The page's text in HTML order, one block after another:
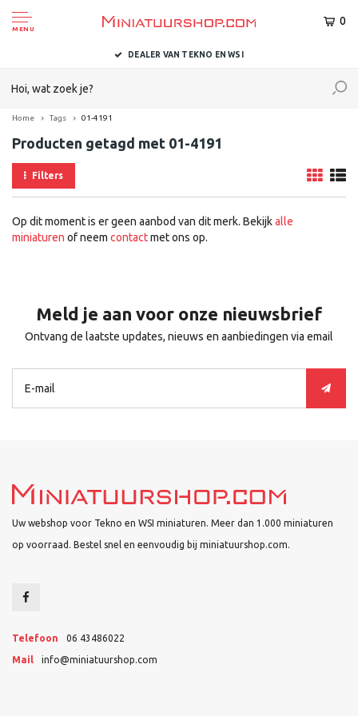
MENU
0
DEALER VAN TEKNO EN WSI
Home Tags 01-4191
Producten getagd met 01-4191
Filters
Op dit moment is er geen aanbod van dit merk. Bekijkalle
miniaturen of neem contactmet ons op.
Meld je aan voor onze nieuwsbrief
Ontvang de laatste updates, nieuws en aanbiedingen via email
Uw webshop voor Tekno en WSI miniaturen. Meer dan 1.000 miniaturen
op voorraad. Bestel snel en eenvoudig bij miniatuurshop.com.
Telefoon 06 43486022
Mail info@miniatuurshop.com